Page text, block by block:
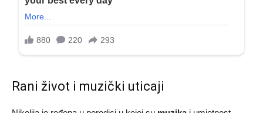
Rani život i muzički uticaji